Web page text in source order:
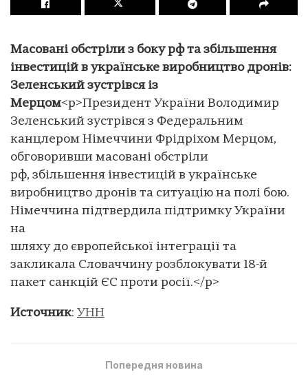
Масовані обстріли з боку рф та збільшення
інвестицій в українське виробництво дронів:
Зеленський зустрівся із
Мерцом<p>Президент України Володимир
Зеленський зустрівся з Федеральним
канцлером Німеччини Фрідріхом Мерцом,
обговоривши масовані обстріли
рф, збільшення інвестицій в українське
виробництво дронів та ситуацію на полі бою.
Німеччина підтвердила підтримку України
на
шляху до європейської інтеграції та
закликала Словаччину розблокувати 18-й
пакет санкцій ЄС проти росії.</p>
Источник: УНН
Попередня новина